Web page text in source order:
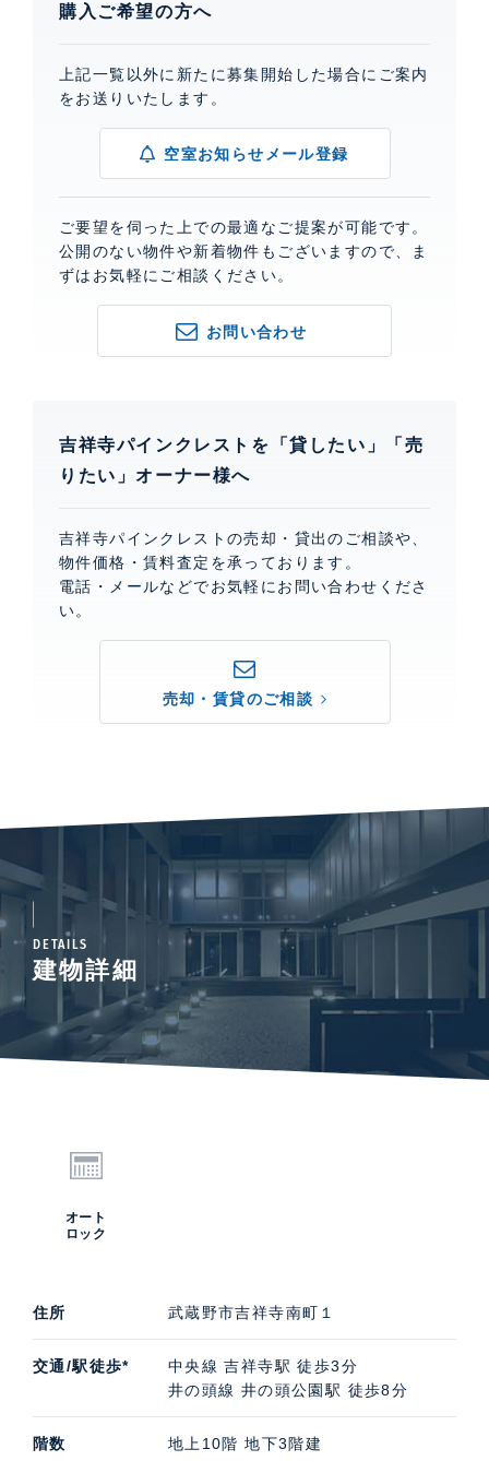
購入ご希望の方へ
上記一覧以外に新たに募集開始した場合にご案内
をお送りいたします。
空室お知らせメール登録
ご要望を伺った上での最適なご提案が可能です。
公開のない物件や新着物件もございますので、ま
ずはお気軽にご相談ください。
お問い合わせ
吉祥寺パインクレストを「貸したい」「売
りたい」オーナー様へ
吉祥寺パインクレストの売却・貸出のご相談や、
物件価格・賃料査定を承っております。
電話・メールなどでお気軽にお問い合わせくださ
い。
売却・賃貸のご相談
DETAILS
建物詳細
オート
ロック
住所 武蔵野市吉祥寺南町１
交通/駅徒歩*
中央線 吉祥寺駅 徒歩3分
井の頭線 井の頭公園駅 徒歩8分
階数 地上10階 地下3階建